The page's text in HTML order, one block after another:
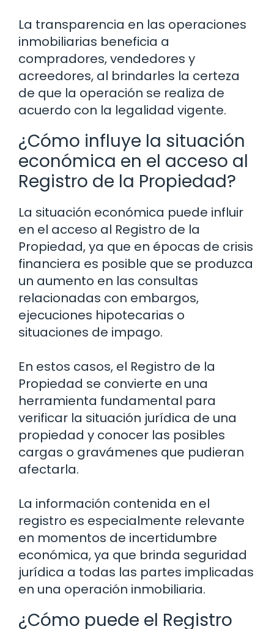
La transparencia en las operaciones
inmobiliarias beneficia a
compradores, vendedores y
acreedores, al brindarles la certeza
de que la operación se realiza de
acuerdo con la legalidad vigente.
¿Cómo influye la situación
económica en el acceso al
Registro de la Propiedad?
La situación económica puede influir
en el acceso al Registro de la
Propiedad, ya que en épocas de crisis
financiera es posible que se produzca
un aumento en las consultas
relacionadas con embargos,
ejecuciones hipotecarias o
situaciones de impago.
En estos casos, el Registro de la
Propiedad se convierte en una
herramienta fundamental para
verificar la situación jurídica de una
propiedad y conocer las posibles
cargas o gravámenes que pudieran
afectarla.
La información contenida en el
registro es especialmente relevante
en momentos de incertidumbre
económica, ya que brinda seguridad
jurídica a todas las partes implicadas
en una operación inmobiliaria.
¿Cómo puede el Registro